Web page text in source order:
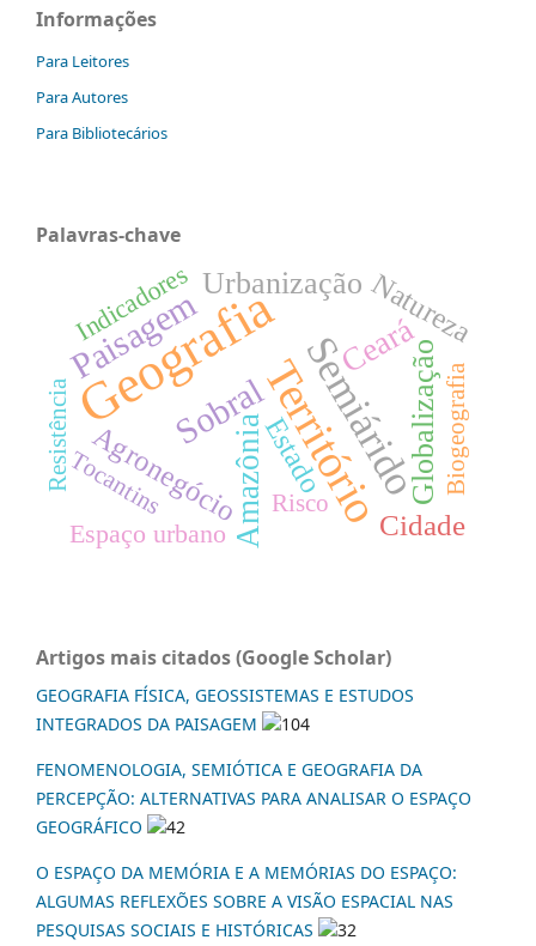
Informações
Para Leitores
Para Autores
Para Bibliotecários
Palavras-chave
GeografiaTerritório
Semiárido
Sobral
Paisagem Ceará
Amazônia Globalização
Urbanização
Agronegócio Cidade
Natureza
Estado
Indicadores
Espaço urbano
ResistênciaTocantins Risco
Biogeografia
Artigos mais citados (Google Scholar)
GEOGRAFIA FÍSICA, GEOSSISTEMAS E ESTUDOS
INTEGRADOS DA PAISAGEM
104
FENOMENOLOGIA, SEMIÓTICA E GEOGRAFIA DA
PERCEPÇÃO: ALTERNATIVAS PARA ANALISAR O ESPAÇO
GEOGRÁFICO
42
O ESPAÇO DA MEMÓRIA E A MEMÓRIAS DO ESPAÇO:
ALGUMAS REFLEXÕES SOBRE A VISÃO ESPACIAL NAS
PESQUISAS SOCIAIS E HISTÓRICAS
32